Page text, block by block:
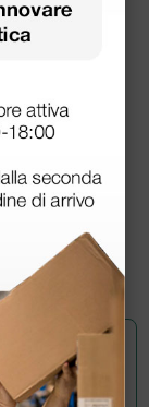
-
10 rotoli